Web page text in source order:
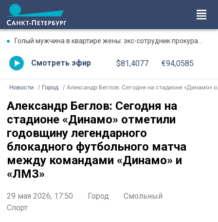
Голый мужчина в квартире жены: экс-сотрудник прокуратуры рассказал, почему совершил убийство
Смотреть эфир $81,4077 €94,0585
Новости Город Александр Беглов: Сегодня на стадионе «Динамо» отметили годовщину легендарного блокадного футбольного матча между командами «Динамо» и «ЛМЗ»
Александр Беглов: Сегодня на
стадионе «Динамо» отметили
годовщину легендарного
блокадного футбольного матча
между командами «Динамо» и
«ЛМЗ»
29 мая 2026, 17:50 Город
Смольный
Спорт